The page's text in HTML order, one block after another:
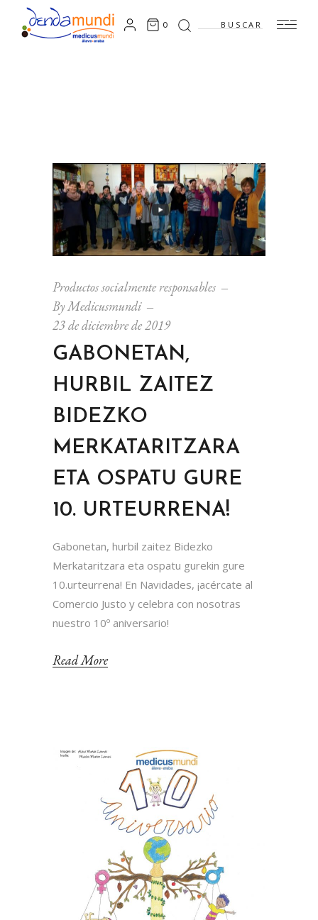
0 Search
for:
Productos socialmente responsables
ByMedicusmundi
23 de diciembre de 2019
GABONETAN,
HURBIL ZAITEZ
BIDEZKO
MERKATARITZARA
ETA OSPATU GURE
10. URTEURRENA!
Gabonetan, hurbil zaitez Bidezko
Merkataritzara eta ospatu gurekin gure
10.urteurrena! En Navidades, ¡acércate al
Comercio Justo y celebra con nosotras
nuestro 10º aniversario!
Read More